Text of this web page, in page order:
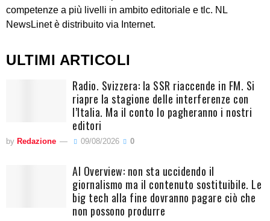
competenze a più livelli in ambito editoriale e tlc. NL
NewsLinet è distribuito via Internet.
ULTIMI ARTICOLI
Radio. Svizzera: la SSR riaccende in FM. Si
riapre la stagione delle interferenze con
l’Italia. Ma il conto lo pagheranno i nostri
editori
by Redazione 09/08/2026 0
AI Overview: non sta uccidendo il
giornalismo ma il contenuto sostituibile. Le
big tech alla fine dovranno pagare ciò che
non possono produrre